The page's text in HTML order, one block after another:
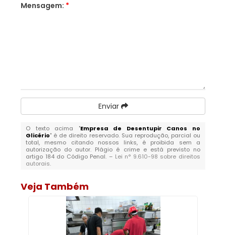
Mensagem: *
Enviar
O texto acima "Empresa de Desentupir Canos no
Glicério" é de direito reservado. Sua reprodução, parcial ou
total, mesmo citando nossos links, é proibida sem a
autorização do autor. Plágio é crime e está previsto no
artigo 184 do Código Penal. – Lei n° 9.610-98 sobre direitos
autorais.
Veja Também